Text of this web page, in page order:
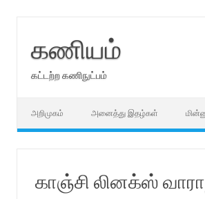
கணியம்
கட்டற்ற கணிநுட்பம்
அறிமுகம் அனைத்து இதழ்கள்
காஞ்சி லினக்ஸ்